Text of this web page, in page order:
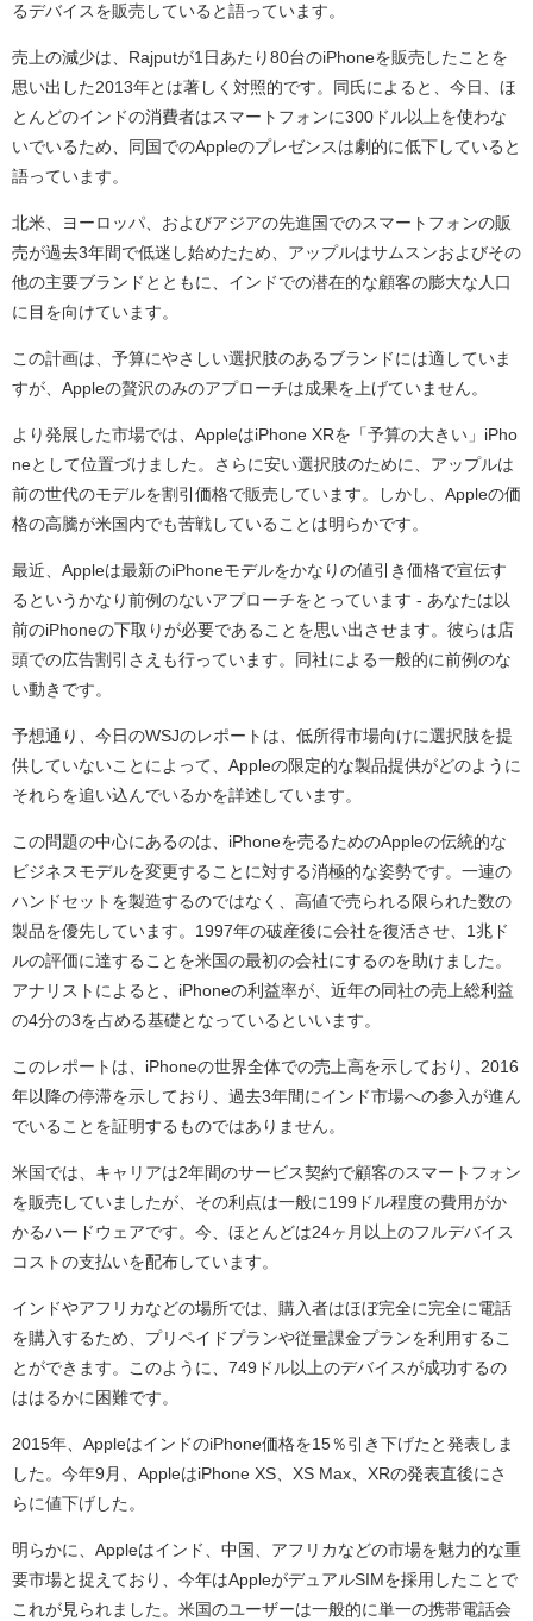
るデバイスを販売していると語っています。
売上の減少は、Rajputが1日あたり80台のiPhoneを販売したことを
思い出した2013年とは著しく対照的です。同氏によると、今日、ほ
とんどのインドの消費者はスマートフォンに300ドル以上を使わな
いでいるため、同国でのAppleのプレゼンスは劇的に低下していると
語っています。
北米、ヨーロッパ、およびアジアの先進国でのスマートフォンの販
売が過去3年間で低迷し始めたため、アップルはサムスンおよびその
他の主要ブランドとともに、インドでの潜在的な顧客の膨大な人口
に目を向けています。
この計画は、予算にやさしい選択肢のあるブランドには適していま
すが、Appleの贅沢のみのアプローチは成果を上げていません。
より発展した市場では、AppleはiPhone XRを「予算の大きい」iPho
neとして位置づけました。さらに安い選択肢のために、アップルは
前の世代のモデルを割引価格で販売しています。しかし、Appleの価
格の高騰が米国内でも苦戦していることは明らかです。
最近、Appleは最新のiPhoneモデルをかなりの値引き価格で宣伝す
るというかなり前例のないアプローチをとっています - あなたは以
前のiPhoneの下取りが必要であることを思い出させます。彼らは店
頭での広告割引さえも行っています。同社による一般的に前例のな
い動きです。
予想通り、今日のWSJのレポートは、低所得市場向けに選択肢を提
供していないことによって、Appleの限定的な製品提供がどのように
それらを追い込んでいるかを詳述しています。
この問題の中心にあるのは、iPhoneを売るためのAppleの伝統的な
ビジネスモデルを変更することに対する消極的な姿勢です。一連の
ハンドセットを製造するのではなく、高値で売られる限られた数の
製品を優先しています。1997年の破産後に会社を復活させ、1兆ド
ルの評価に達することを米国の最初の会社にするのを助けました。
アナリストによると、iPhoneの利益率が、近年の同社の売上総利益
の4分の3を占める基礎となっているといいます。
このレポートは、iPhoneの世界全体での売上高を示しており、2016
年以降の停滞を示しており、過去3年間にインド市場への参入が進ん
でいることを証明するものではありません。
米国では、キャリアは2年間のサービス契約で顧客のスマートフォン
を販売していましたが、その利点は一般に199ドル程度の費用がか
かるハードウェアです。今、ほとんどは24ヶ月以上のフルデバイス
コストの支払いを配布しています。
インドやアフリカなどの場所では、購入者はほぼ完全に完全に電話
を購入するため、プリペイドプランや従量課金プランを利用するこ
とができます。このように、749ドル以上のデバイスが成功するの
ははるかに困難です。
2015年、AppleはインドのiPhone価格を15％引き下げたと発表しま
した。今年9月、AppleはiPhone XS、XS Max、XRの発表直後にさ
らに値下げした。
明らかに、Appleはインド、中国、アフリカなどの市場を魅力的な重
要市場と捉えており、今年はAppleがデュアルSIMを採用したことで
これが見られました。米国のユーザーは一般的に単一の携帯電話会